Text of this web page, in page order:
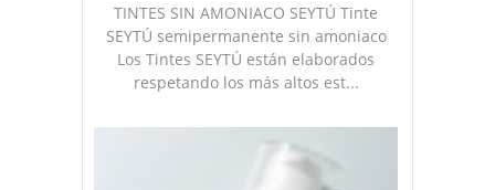
TINTES SIN AMONIACO SEYTÚ Tinte
SEYTÚ semipermanente sin amoniaco
Los Tintes SEYTÚ están elaborados
respetando los más altos est...